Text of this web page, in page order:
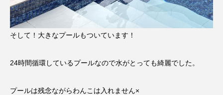
そして！大きなプールもついています！
24時間循環しているプールなので水がとっても綺麗でした。
プールは残念ながらわんこは入れません×